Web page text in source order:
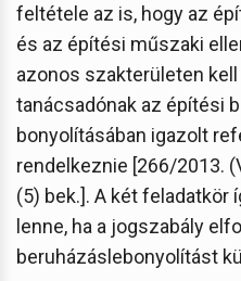
feltétele az is, hogy az
és az építési műszaki
azonos szakterületen
tanácsadónak az építési
bonyolításában igazolt
rendelkeznie [266/2013.
(5) bek.]. A két feladatkör
lenne, ha a jogszabály
beruházáslebonyolítást